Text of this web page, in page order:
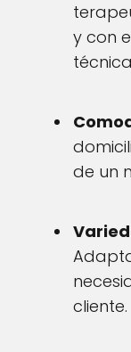
y con
de un
cliente.